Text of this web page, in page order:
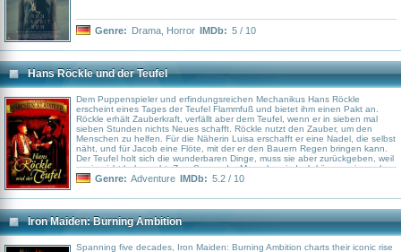
Genre: Drama Horror IMDb: 5 / 10
Hans Röckle und der Teufel
Dem Puppenspieler und erfindungsreichen Mechanikus Hans Röckle
erscheint eines Tages der Teufel Flammfuß und bietet ihm einen Pakt an.
Röckle erhält Zauberkraft, verfällt aber dem Teufel, wenn er in sieben mal
sieben Stunden nichts Neues schafft. Röckle nutzt den Zauber, um den
Menschen zu helfen. Für die Näherin Luisa erschafft er eine Nadel, die selbst
näht, und für Jacob eine Flöte, mit der er den Bauern Regen bringen kann.
Der Teufel holt sich die wunderbaren Dinge, muss sie aber zurückgeben, weil
er sie nicht beherrscht. Zum Segen der Menschen jedoch können sie auch
nicht verwendet werden, denn der Manufakturbesitzer setzt den Lohn für die
Felder zu beregnen. Kann Röckle das Unheil noch aufhalten? Ein Farbfilm
der DEFA nach dem Märchen \"Meister Hans Röckle und Mister Flammfuß\"
von Ilse \u0026amp; Vilmos Korn.
Genre: Adventure IMDb: 5.2 / 10
Iron Maiden: Burning Ambition
Spanning five decades, Iron Maiden: Burning Ambition charts their iconic rise